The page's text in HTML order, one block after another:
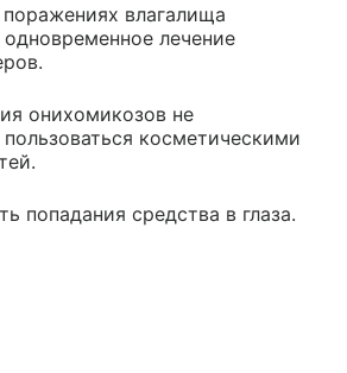
влагалища
лечение
онихомикозов не
косметическими
попадания средства в глаза.